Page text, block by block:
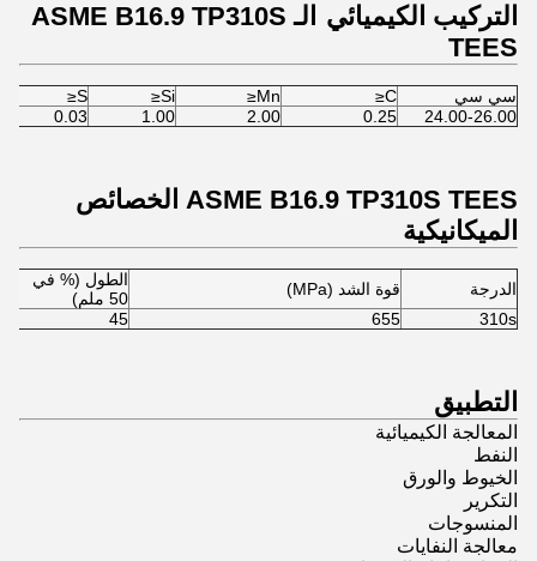
التركيب الكيميائي
الـ ASME B16.9 TP310S
TEES
سي سي C≤
Mn≤
Si≤
S≤
24.00-26.00
0.25
2.00
1.00
0.03
ASME B16.9 TP310S TEES الخصائص
الميكانيكية
الدرجة قوة الشد (MPa)
الطول (% في
50 ملم)
310s
655
45
التطبيق
المعالجة الكيميائية
النفط
الخيوط والورق
التكرير
المنسوجات
معالجة النفايات